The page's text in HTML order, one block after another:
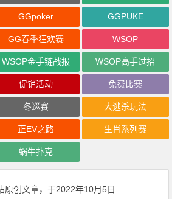
GGpoker GGPUKE
GG春季狂欢赛 WSOP
WSOP金手链战报 WSOP高手过招
促销活动 免费比赛
冬巡赛 大逃杀玩法
正EV之路 生肖系列赛
蜗牛扑克
原创文章，于2022年10月5日